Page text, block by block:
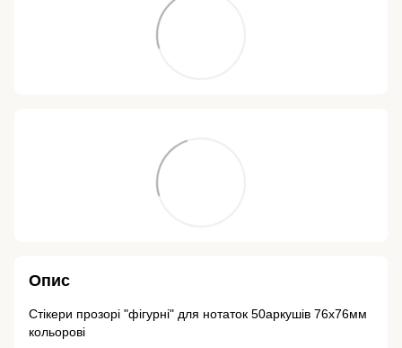
Опис
Стікери прозорі "фігурні" для нотаток 50аркушів 76х76мм
кольорові